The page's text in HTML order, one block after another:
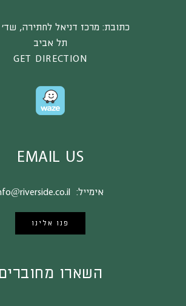
כתובת: מרכז דניאל לחתירה, שד’
תל אביב
GET DIRECTION
EMAIL US
אימייל:
פנו אלינו
השארו מחוברים